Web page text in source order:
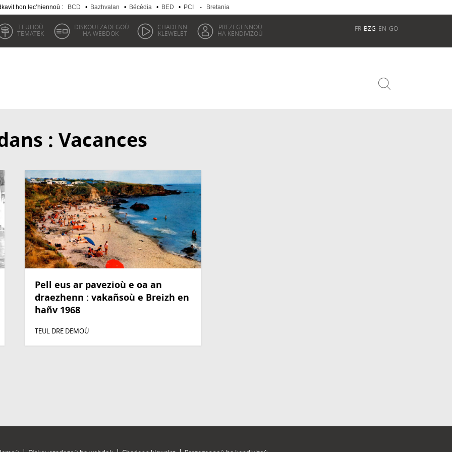
hon lec’hiennoù : BCD • Bazhvalan • Bécédia • BED • PCI - Bretania
TEULIOÙ
TEMATEK
DISKOUEZADEGOÙ
HA WEBDOK
CHADENN
KLEWELET
PREZEGENNOÙ
HA KENDIVIZOÙ
FR BZG EN GO
: Vacances
Pell eus ar pavezioù e oa an
draezhenn : vakañsoù e Breizh en
hañv 1968
TEUL DRE DEMOÙ